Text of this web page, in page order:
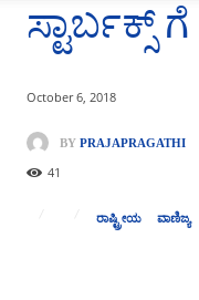
October 6, 2018
BY PRAJAPRAGATHI
41
ರಾಷ್ಟ್ರೀಯ ವಾಣಿಜ್ಯ